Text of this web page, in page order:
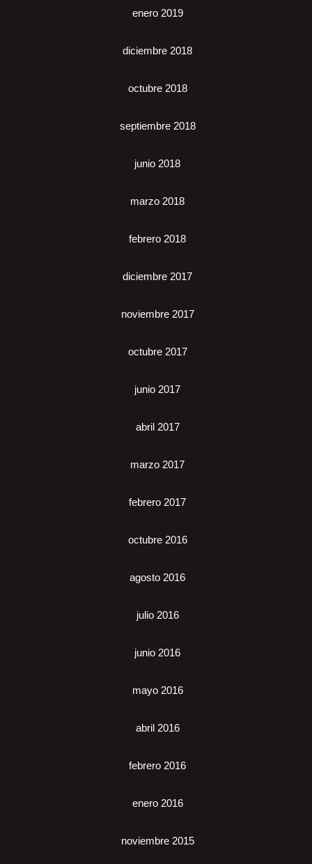
enero 2019
diciembre 2018
octubre 2018
septiembre 2018
junio 2018
marzo 2018
febrero 2018
diciembre 2017
noviembre 2017
octubre 2017
junio 2017
abril 2017
marzo 2017
febrero 2017
octubre 2016
agosto 2016
julio 2016
junio 2016
mayo 2016
abril 2016
febrero 2016
enero 2016
noviembre 2015